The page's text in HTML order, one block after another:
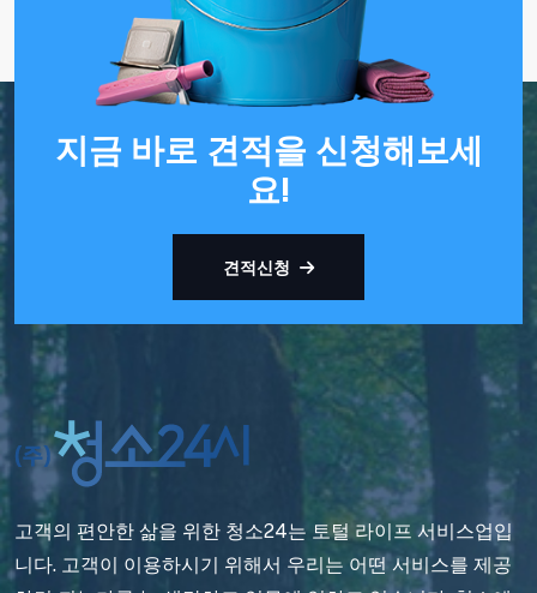
지금 바로 견적을 신청해보세
요!
견적신청
고객의 편안한 삶을 위한 청소24는 토털 라이프 서비스업입
니다. 고객이 이용하시기 위해서 우리는 어떤 서비스를 제공